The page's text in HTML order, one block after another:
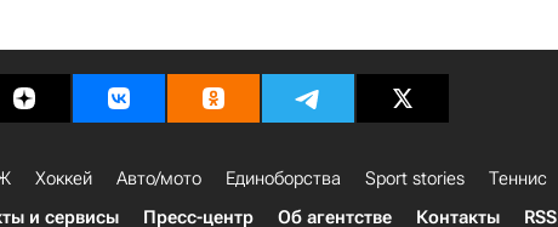
Хоккей Авто/мото Единоборства Sport stories Теннис
и сервисы Пресс-центр Об агентстве Контакты RSS